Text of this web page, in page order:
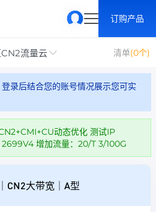
订购产品
流量云 清单(0个)
登录后结合您的账号情况展示您可实
动态优化 测试IP
2699V4 增加流量：20/T 3/100G
CN2大带宽｜A型